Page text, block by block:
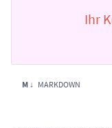
M ↓ MARKDOWN